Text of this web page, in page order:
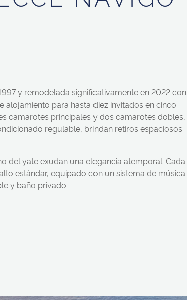
y remodelada significativamente en 2022 con
alojamiento para hasta diez invitados en cinco
camarotes principales y dos camarotes dobles,
regulable, brindan retiros espaciosos
del yate exudan una elegancia atemporal. Cada
estándar, equipado con un sistema de música
y baño privado.